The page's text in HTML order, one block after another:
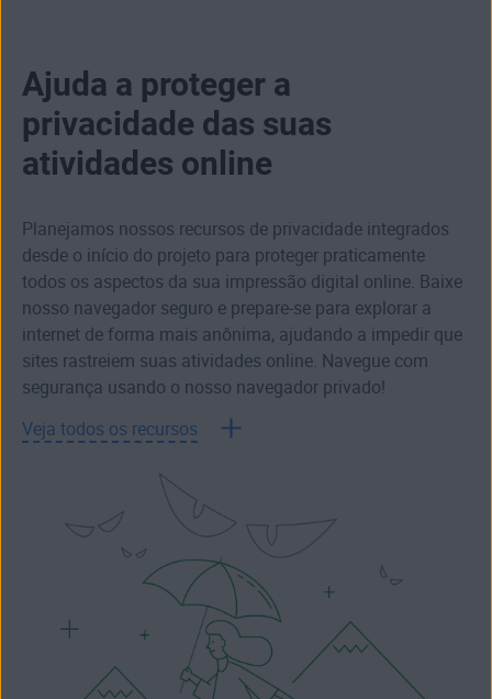
Ajuda a proteger a
privacidade das suas
atividades online
Planejamos nossos recursos de privacidade integrados
desde o início do projeto para proteger praticamente
todos os aspectos da sua impressão digital online. Baixe
nosso navegador seguro e prepare-se para explorar a
internet de forma mais anônima, ajudando a impedir que
sites rastreiem suas atividades online. Navegue com
segurança usando o nosso navegador privado!
Veja todos os recursos